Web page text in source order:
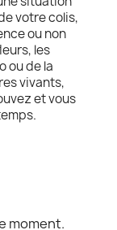
votre colis,
ou non
les
ou de la
vivants,
et vous
moment.